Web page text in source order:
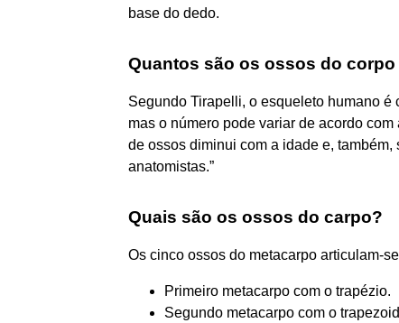
base do dedo.
Quantos são os ossos do
Segundo Tirapelli, o esqueleto humano
mas o número pode variar de acordo
de ossos diminui com a idade e,
anatomistas.”
Quais são os ossos do carpo?
Os cinco ossos do metacarpo articulam-
Primeiro metacarpo com o trapézio.
Segundo metacarpo com o